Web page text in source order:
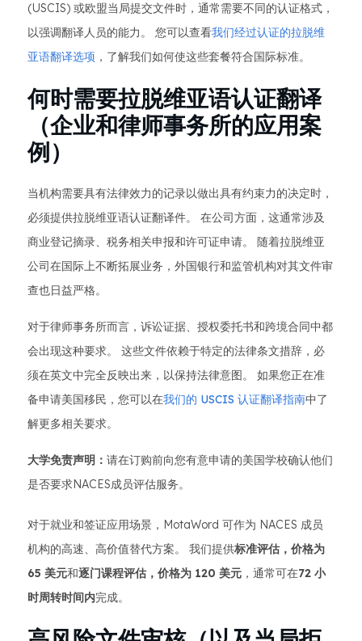
(USCIS) 或欧盟当局提交文件时，通常需要不同的认证格式，
以强调翻译人员的能力。 您可以查看我们经过认证的拉脱维
亚语翻译选项 ，了解我们如何使这些套餐符合国际标准。
何时需要拉脱维亚语认证翻译
（企业和律师事务所的应用案
例）
当机构需要具有法律效力的记录以做出具有约束力的决定时，
必须提供拉脱维亚语认证翻译件。 在公司方面，这通常涉及
商业登记摘录、税务相关申报和许可证申请。 随着拉脱维亚
公司在国际上不断拓展业务，外国银行和监管机构对其文件审
查也日益严格。
对于律师事务所而言，诉讼证据、授权委托书和跨境合同中都
会出现这种要求。 这些文件依赖于特定的法律条文措辞，必
须在英文中完全反映出来，以保持法律意图。 如果您正在准
备申请美国移民，您可以在我们的 USCIS 认证翻译指南中了
解更多相关要求。
大学免责声明： 请在订购前向您有意申请的美国学校确认他们
是否要求NACES成员评估服务。
对于就业和签证应用场景，MotaWord 可作为 NACES 成员
机构的高速、高价值替代方案。 我们提供标准评估，价格为
65 美元和逐门课程评估，价格为 120 美元 ，通常可在72 小
时周转时间内完成。